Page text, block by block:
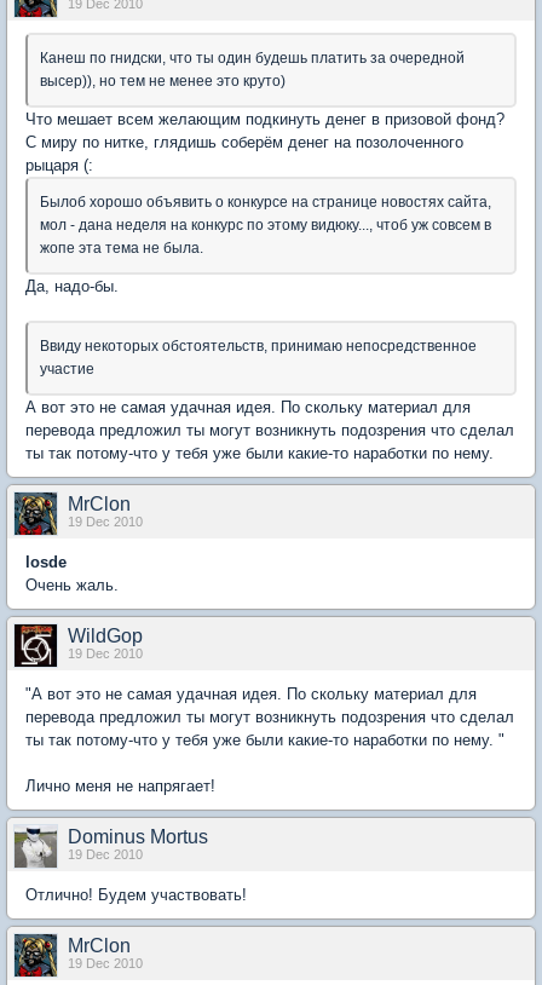
19 Dec 2010
Канеш по гнидски, что ты один будешь платить за очередной
высер)), но тем не менее это круто)
Что мешает всем желающим подкинуть денег в призовой фонд?
С миру по нитке, глядишь соберём денег на позолоченного
рыцаря (:
Былоб хорошо объявить о конкурсе на странице новостях сайта,
мол - дана неделя на конкурс по этому видюку..., чтоб уж совсем в
жопе эта тема не была.
Да, надо-бы.
Ввиду некоторых обстоятельств, принимаю непосредственное
участие
А вот это не самая удачная идея. По скольку материал для
перевода предложил ты могут возникнуть подозрения что сделал
ты так потому-что у тебя уже были какие-то наработки по нему.
MrClon
19 Dec 2010
losde
Очень жаль.
WildGop
19 Dec 2010
"А вот это не самая удачная идея. По скольку материал для
перевода предложил ты могут возникнуть подозрения что сделал
ты так потому-что у тебя уже были какие-то наработки по нему. "
Лично меня не напрягает!
Dominus Mortus
19 Dec 2010
Отлично! Будем участвовать!
MrClon
19 Dec 2010